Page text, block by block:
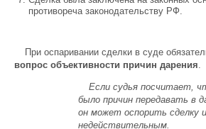
противореча законодательству РФ.
При оспаривании сделки в суде
вопрос объективности причин дарения.
Если судья посчитает,
было причин передавать в
он может оспорить сделку
недействительным.